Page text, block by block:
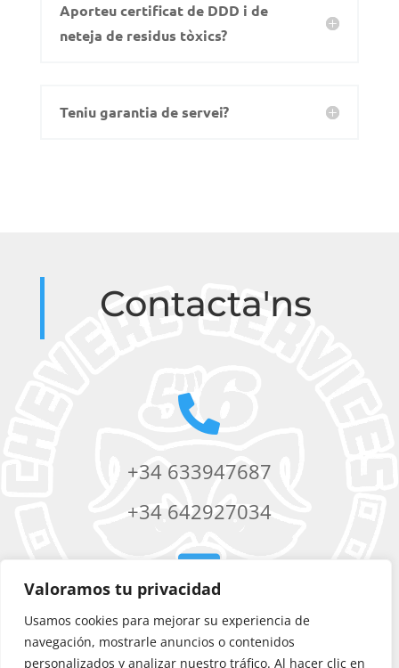
Valoramos tu privacidad
Usamos cookies para mejorar su experiencia de
navegación, mostrarle anuncios o contenidos
personalizados y analizar nuestro tráfico. Al hacer clic en
Aporteu certificat de DDD i de
neteja de residus tòxics?
Teniu garantia de servei?
Contacta'ns

+34 633947687
+34 642927034

chevere56services@yahoo.com